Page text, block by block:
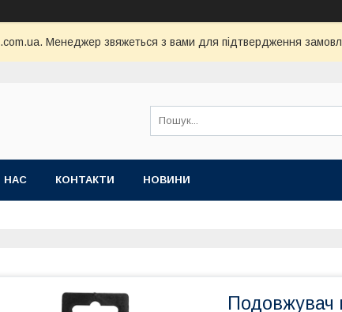
Менеджер звяжеться з вами для підтвердження
НАС КОНТАКТИ НОВИНИ
Подовжувач